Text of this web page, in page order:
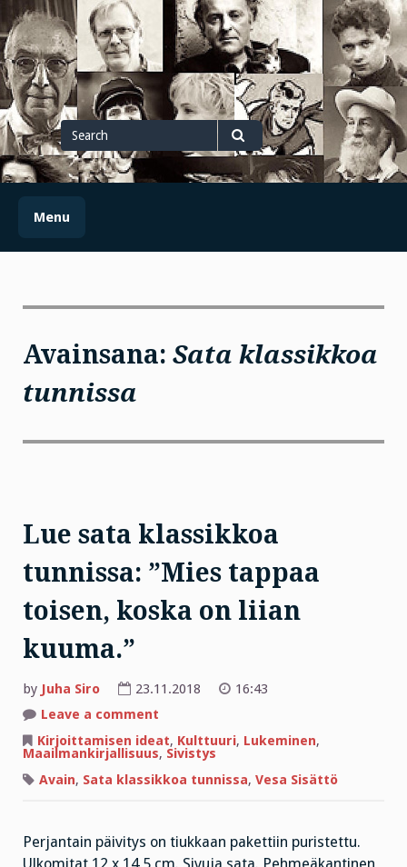
Skip
to
content
Search
for
Search
Menu
Avainsana: Sata klassikkoa
tunnissa
Lue sata klassikkoa
tunnissa: ”Mies tappaa
toisen, koska on liian
kuuma.”
by Juha Siro 23.11.2018
16:43
Leave a comment
sata
klassikkoa
tunnissa:
”Mies
liian
Kirjoittamisen ideat, Kulttuuri, Lukeminen,
Maailmankirjallisuus, Sivistys
Avain, Sata klassikkoa tunnissa, Vesa Sisättö
Perjantain päivitys on tiukkaan pakettiin puristettu.